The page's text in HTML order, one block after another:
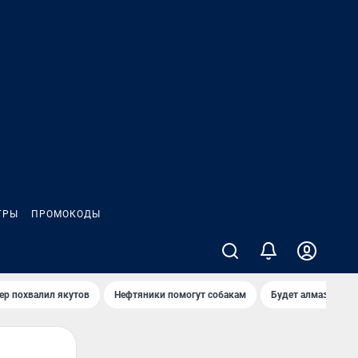
ПРОМОКОДЫ
похвалил якутов Нефтяники помогут собакам Будет алмазный